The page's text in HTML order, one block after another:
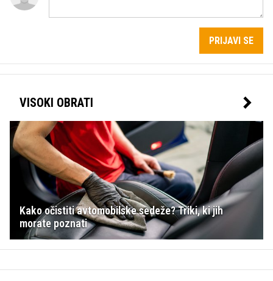
PRIJAVI SE
VISOKI OBRATI
Kako očistiti avtomobilske sedeže? Triki, ki jih
morate poznati